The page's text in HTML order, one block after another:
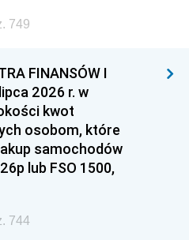
749
FINANSÓW I
2026 r. w
kwot
osobom, które
samochodów
lub FSO 1500,
744